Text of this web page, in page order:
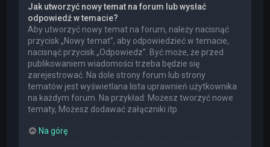
Jak utworzyć nowy temat na forum lub wysłać
odpowiedź w temacie?
Aby utworzyć nowy temat na forum, należy nacisnąć
przycisk „Nowy temat”, aby odpowiedzieć w temacie,
nacisnąć przycisk „Odpowiedz”. Być może, że przed
publikowaniem wiadomości trzeba będzie się
zarejestrować. Na dole strony forum lub strony
tematów jest wyświetlana lista uprawnień użytkownika
na każdym forum. Na przykład: Możesz tworzyć nowe
tematy, Możesz dodawać załączniki itp.
Na górę